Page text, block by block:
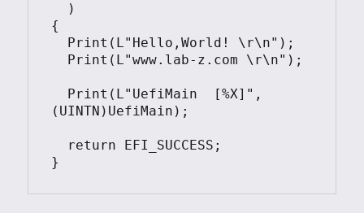
{
(UINTN)UefiMain);
}